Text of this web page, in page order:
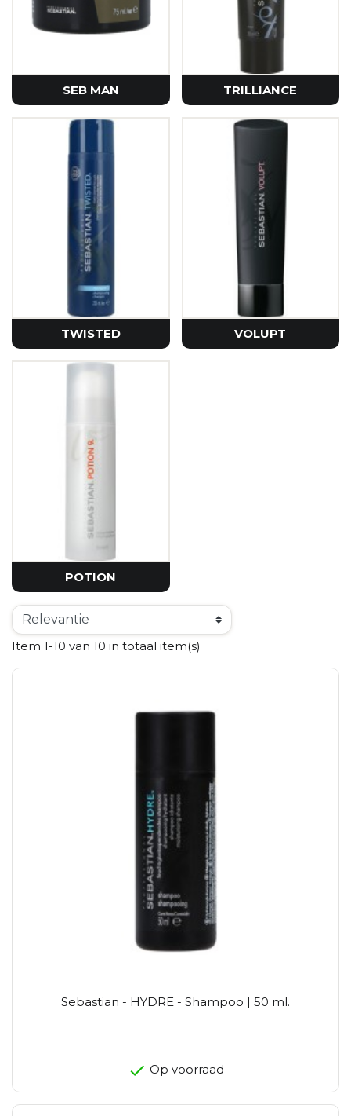
SEB MAN TRILLIANCE
TWISTED VOLUPT
POTION
Item 1-10 van 10 in totaal item(s)
Sebastian - HYDRE - Shampoo | 50 ml.
Op voorraad